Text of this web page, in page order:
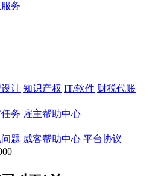
务
计 知识产权 IT/软件 财税代账
务 雇主帮助中心
题 威客帮助中心 平台协议